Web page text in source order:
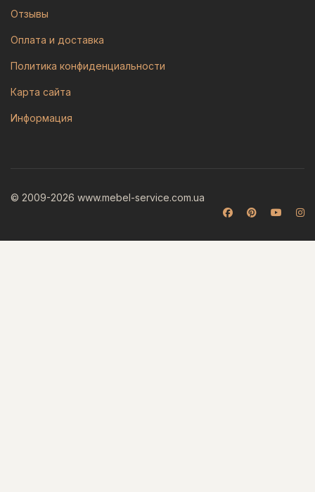
Отзывы
Оплата и доставка
Политика конфиденциальности
Карта сайта
Информация
© 2009-2026 www.mebel-service.com.ua